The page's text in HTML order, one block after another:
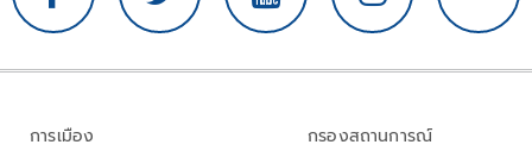
การเมือง
กรองสถานการณ์